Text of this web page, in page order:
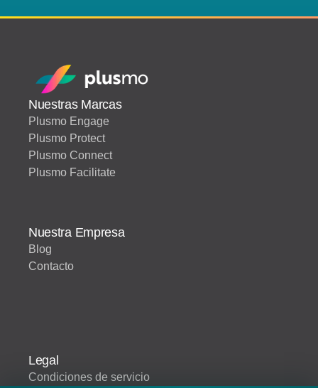
Nuestras Marcas
Plusmo Engage
Plusmo Protect
Plusmo Connect
Plusmo Facilitate
Nuestra Empresa
Blog
Contacto
Legal
Condiciones de servicio